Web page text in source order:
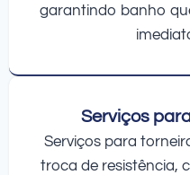
garantindo banho
Serviços
Serviços para
troca de resistência,